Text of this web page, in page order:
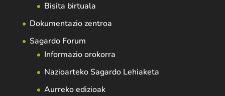
Bisita birtuala
Dokumentazio zentroa
Sagardo Forum
Informazio orokorra
Nazioarteko Sagardo Lehiaketa
Aurreko edizioak